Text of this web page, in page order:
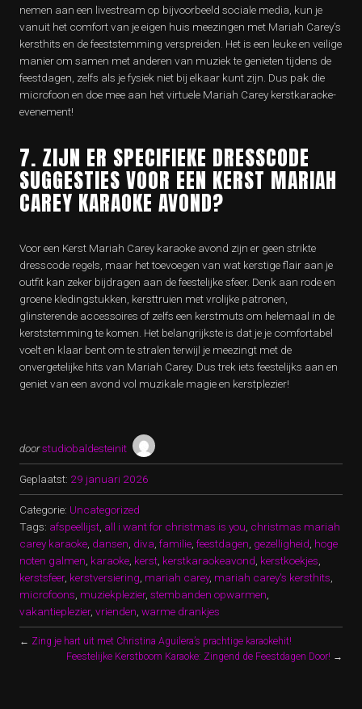
nemen aan een livestream op bijvoorbeeld sociale media, kun je
vanuit het comfort van je eigen huis meezingen met Mariah Carey’s
kersthits en de feeststemming verspreiden. Het is een leuke en veilige
manier om samen met anderen van muziek te genieten tijdens de
feestdagen, zelfs als je fysiek niet bij elkaar kunt zijn. Dus pak die
microfoon en doe mee aan het virtuele Mariah Carey kerstkaraoke-
evenement!
7. ZIJN ER SPECIFIEKE DRESSCODE
SUGGESTIES VOOR EEN KERST MARIAH
CAREY KARAOKE AVOND?
Voor een Kerst Mariah Carey karaoke avond zijn er geen strikte
dresscode regels, maar het toevoegen van wat kerstige flair aan je
outfit kan zeker bijdragen aan de feestelijke sfeer. Denk aan rode en
groene kledingstukken, kersttruien met vrolijke patronen,
glinsterende accessoires of zelfs een kerstmuts om helemaal in de
kerststemming te komen. Het belangrijkste is dat je je comfortabel
voelt en klaar bent om te stralen terwijl je meezingt met de
onvergetelijke hits van Mariah Carey. Dus trek iets feestelijks aan en
geniet van een avond vol muzikale magie en kerstplezier!
doorstudiobaldesteinit
Geplaatst: 29 januari 2026
Categorie: Uncategorized
Tags: afspeellijst all i want for christmas is you christmas mariah
carey karaoke dansen diva familie feestdagen gezelligheid hoge
noten galmen karaoke kerst kerstkaraokeavond kerstkoekjes
kerstsfeer, kerstversiering mariah carey, mariah carey's kersthits
microfoons muziekplezier, stembanden opwarmen
vakantieplezier, vrienden warme drankjes
← Zing je hart uit met Christina Aguilera’s prachtige karaokehit!
Feestelijke Kerstboom Karaoke: Zingend de Feestdagen Door! →